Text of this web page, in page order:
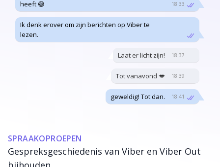
18:33
heeft 😅
Ik denk erover om zijn berichten op Viber te
lezen.
18:37
Laat er licht zijn!
18:39
Tot vanavond 💋
18:41
geweldig! Tot dan.
SPRAAKOPROEPEN
Gespreksgeschiedenis van Viber en Viber Out